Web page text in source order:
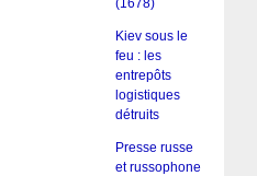
Kiev sous le
feu : les
entrepôts
logistiques
détruits
Presse russe
et russophone